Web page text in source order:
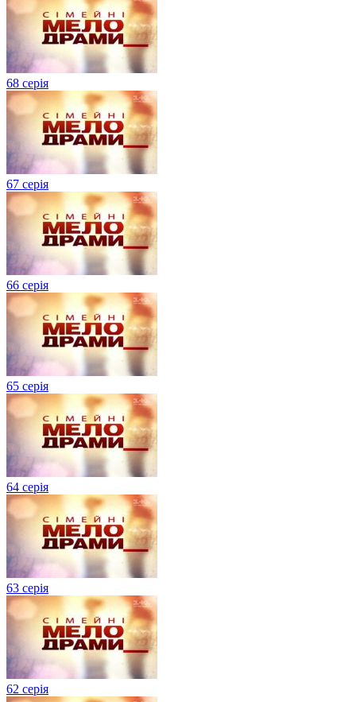
68 серія
67 серія
66 серія
65 серія
64 серія
63 серія
62 серія